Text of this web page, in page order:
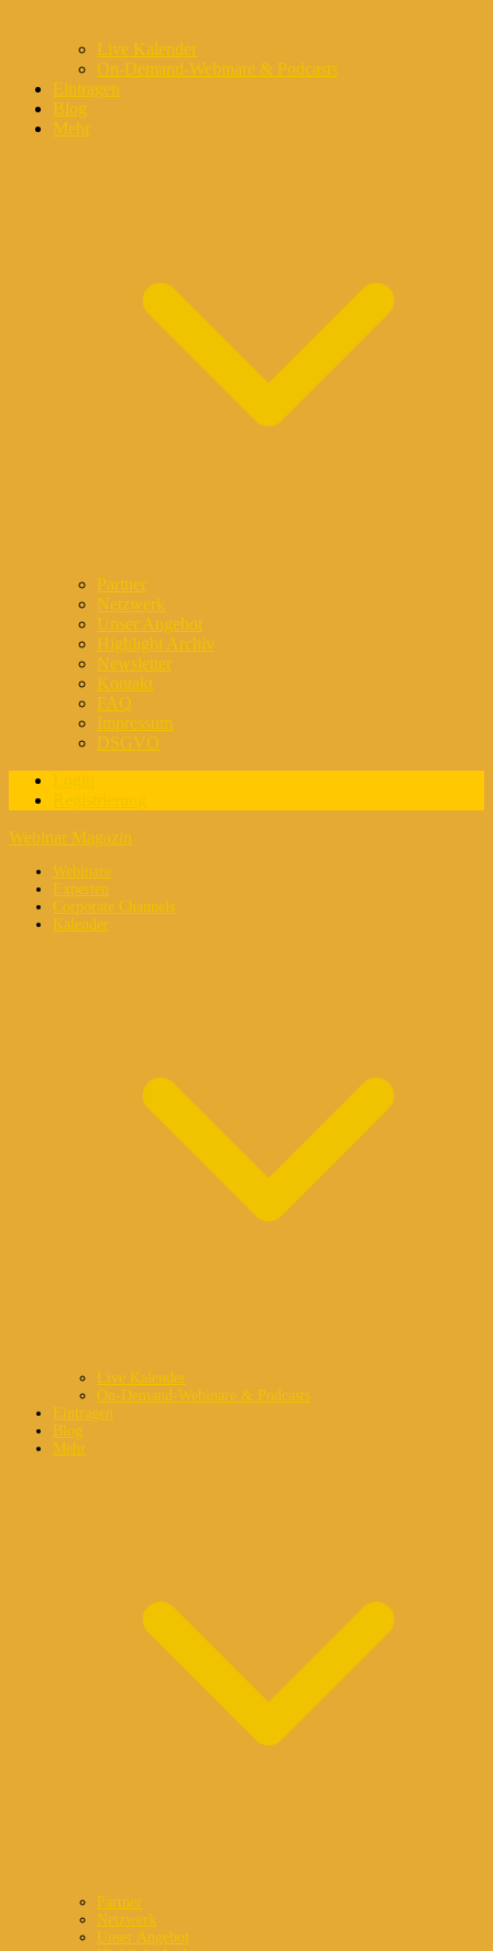
Live Kalender
On-Demand-Webinare & Podcasts
Eintragen
Blog
Mehr
Partner
Netzwerk
Unser Angebot
Highlight Archiv
Newsletter
Kontakt
FAQ
Impressum
DSGVO
Webinar Magazin
Webinare
Experten
Corporate Channels
Kalender
Live Kalender
On-Demand-Webinare & Podcasts
Eintragen
Blog
Mehr
Partner
Netzwerk
Unser Angebot